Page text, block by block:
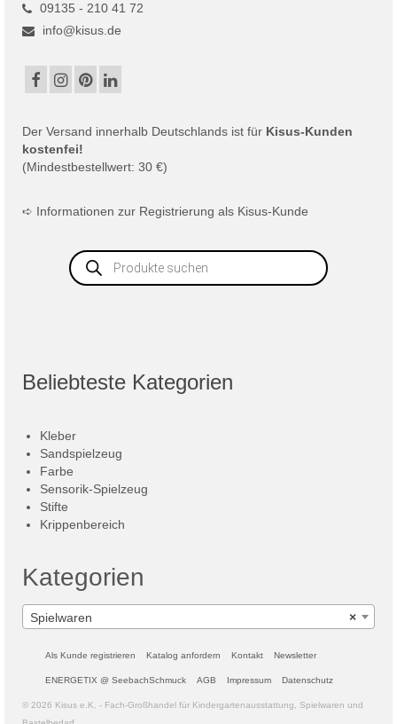
09135 - 210 41 72
info@kisus.de
Der Versand innerhalb Deutschlands ist für Kisus-Kunden
kostenfei!
(Mindestbestellwert: 30 €)
➪ Informationen zur Registrierung als Kisus-Kunde
Products
search
Beliebteste Kategorien
Kleber
Sandspielzeug
Farbe
Sensorik-Spielzeug
Stifte
Krippenbereich
Kategorien
×
Spielwaren
Als Kunde registrieren Katalog anfordern Kontakt Newsletter
ENERGETIX @ SeebachSchmuck AGB Impressum Datenschutz
© 2026 Kisus e.K. - Fach-Großhandel für Kindergartenausstattung, Spielwaren und